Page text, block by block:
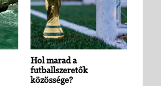
Hol marad a
futballszeretők
közössége?